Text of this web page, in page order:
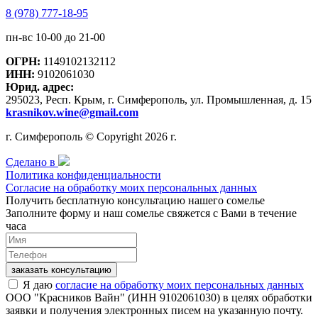
8 (978) 777-18-95
пн-вс 10-00 до 21-00
ОГРН: 1149102132112
ИНН: 9102061030
Юрид. адрес:
295023, Респ. Крым, г. Симферополь, ул. Промышленная, д. 15
krasnikov.wine@gmail.com
г. Симферополь © Copyright 2026 г.
Сделано в
Политика конфиденциальности
Согласие на обработку моих персональных данных
Получить бесплатную консультацию нашего сомелье
Заполните форму и наш сомелье свяжется с Вами в течение
часа
заказать консультацию
Я даю согласие на обработку моих персональных данных
ООО "Красников Вайн" (ИНН 9102061030) в целях обработки
заявки и получения электронных писем на указанную почту.